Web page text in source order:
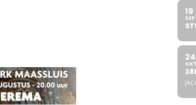
19
SEP
24
OKT